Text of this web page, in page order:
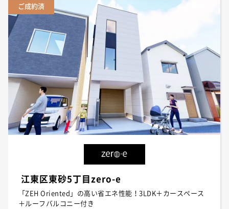
ご成約済
江東区東砂5丁目zero-e
「ZEH Oriented」の高い省エネ性能！3LDK＋カースペース
＋ルーフバルコニー付き